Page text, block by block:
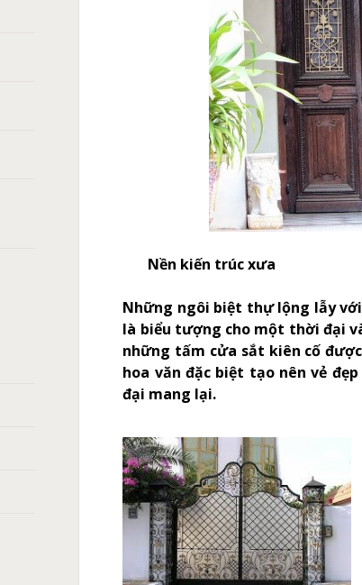
Nền kiến trúc xưa
Những ngôi biệt thự lộng lẫy
là biểu tượng cho một thời đại
những tấm cửa sắt kiên cố
hoa văn đặc biệt tạo nên vẻ
đại mang lại.